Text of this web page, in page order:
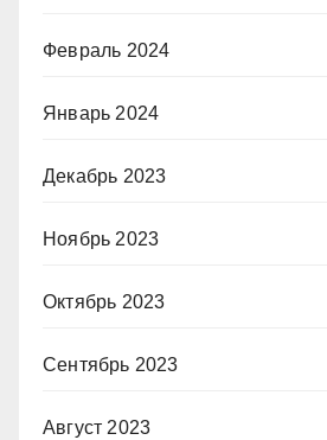
Февраль 2024
Январь 2024
Декабрь 2023
Ноябрь 2023
Октябрь 2023
Сентябрь 2023
Август 2023